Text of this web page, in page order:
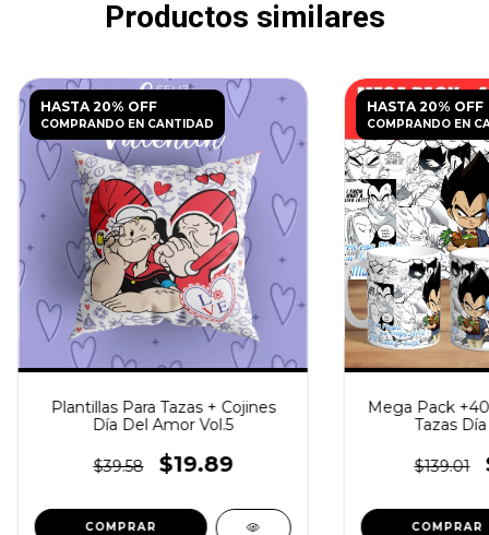
Productos similares
HASTA 20% OFF
COMPRANDO EN CANTIDAD
Plantillas Para Tazas + Cojines
Día Del Amor Vol.5
$39.58 $19.89
HASTA 20% OFF
COMPRANDO EN
Mega Pack
Tazas
$139.01